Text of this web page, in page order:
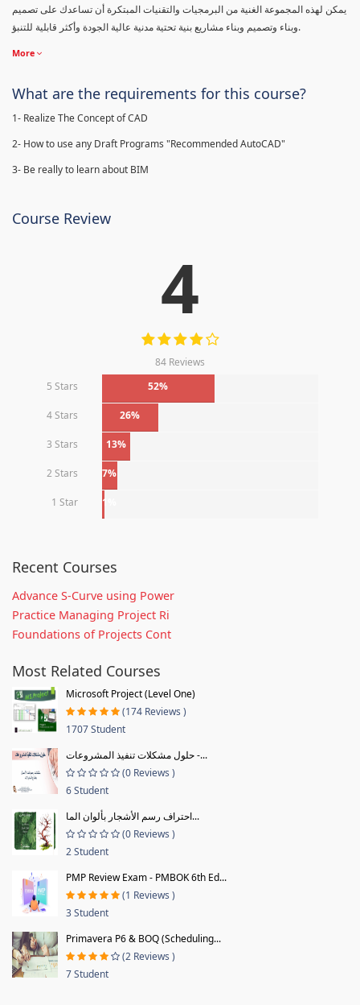
يمكن لهذه المجموعة الغنية من البرمجيات والتقنيات المبتكرة أن تساعدك على تصميم
وبناء وتصميم وبناء مشاريع بنية تحتية مدنية عالية الجودة وأكثر قابلية للتنبؤ.
More
What are the requirements for this course?
1- Realize The Concept of CAD
2- How to use any Draft Programs "Recommended AutoCAD"
3- Be really to learn about BIM
Course Review
4
84 Reviews
5 Stars
52%
4 Stars 26%
3 Stars 13%
2 Stars 7%
1 Star 1%
Recent Courses
Advance S-Curve using Power
Practice Managing Project Ri
Foundations of Projects Cont
Most Related Courses
Microsoft Project (Level One)
(174 Reviews )
1707 Student
حلول مشكلات تنفيذ المشروعات -...
(0 Reviews )
6 Student
احتراف رسم الأشجار بألوان الما...
(0 Reviews )
2 Student
PMP Review Exam - PMBOK 6th Ed...
(1 Reviews )
3 Student
Primavera P6 & BOQ (Scheduling...
(2 Reviews )
7 Student